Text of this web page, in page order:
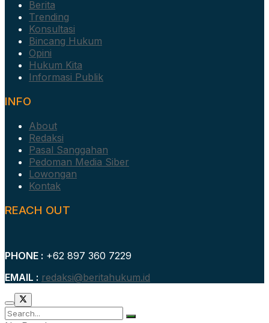
Berita
Trending
Konsultasi
Bincang Hukum
Opini
Hukum Kita
Informasi Publik
INFO
About
Redaksi
Pasal Sanggahan
Pedoman Media Siber
Lowongan
Kontak
REACH OUT
PHONE : +62 897 360 7229
EMAIL : redaksi@beritahukum.id